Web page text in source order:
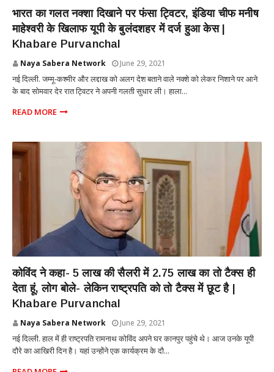
भारत का गलत नक्शा दिखाने पर फंसा ट्विटर, इंडिया चीफ मनीष
माहेश्वरी के खिलाफ यूपी के बुलंदशहर में दर्ज हुआ केस |
Khabare Purvanchal
Naya Sabera Network June 29, 2021
नई दिल्ली. जम्मू-कश्मीर और लद्दाख को अलग देश बताने वाले नक्शे को लेकर निशाने पर आने
के बाद सोमवार देर रात ट्विटर ने अपनी गलती सुधार ली। हाला...
READ MORE
कोविंद ने कहा- 5 लाख की सैलरी में 2.75 लाख का तो टैक्स ही
देता हूं, लोग बोले- लेकिन राष्ट्रपति को तो टैक्स में छूट है |
Khabare Purvanchal
Naya Sabera Network June 29, 2021
नई दिल्ली. हाल में ही राष्ट्रपति रामनाथ कोविंद अपने घर कानपुर पहुंचे थे। आज उनके यूपी
दौरे का आखिरी दिन है। यहां उन्होंने एक कार्यक्रम के दौ...